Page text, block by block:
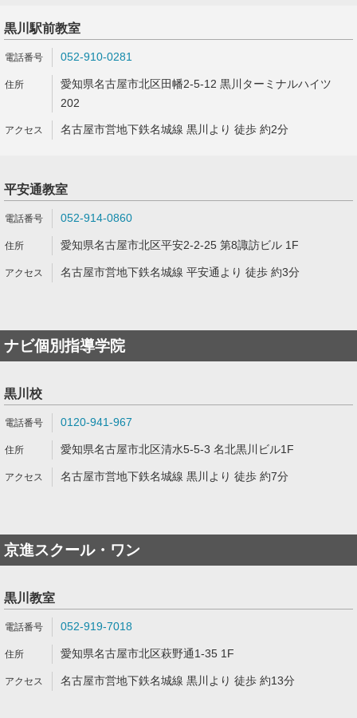
黒川駅前教室
052-910-0281
愛知県名古屋市北区田幡2-5-12 黒川ターミナルハイツ
202
名古屋市営地下鉄名城線 黒川より 徒歩 約2分
平安通教室
052-914-0860
愛知県名古屋市北区平安2-2-25 第8諏訪ビル 1F
名古屋市営地下鉄名城線 平安通より 徒歩 約3分
ナビ個別指導学院
黒川校
0120-941-967
愛知県名古屋市北区清水5-5-3 名北黒川ビル1F
名古屋市営地下鉄名城線 黒川より 徒歩 約7分
京進スクール・ワン
黒川教室
052-919-7018
愛知県名古屋市北区萩野通1-35 1F
名古屋市営地下鉄名城線 黒川より 徒歩 約13分